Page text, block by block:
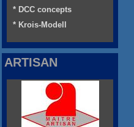
* DCC concepts
* Krois-Modell
ARTISAN